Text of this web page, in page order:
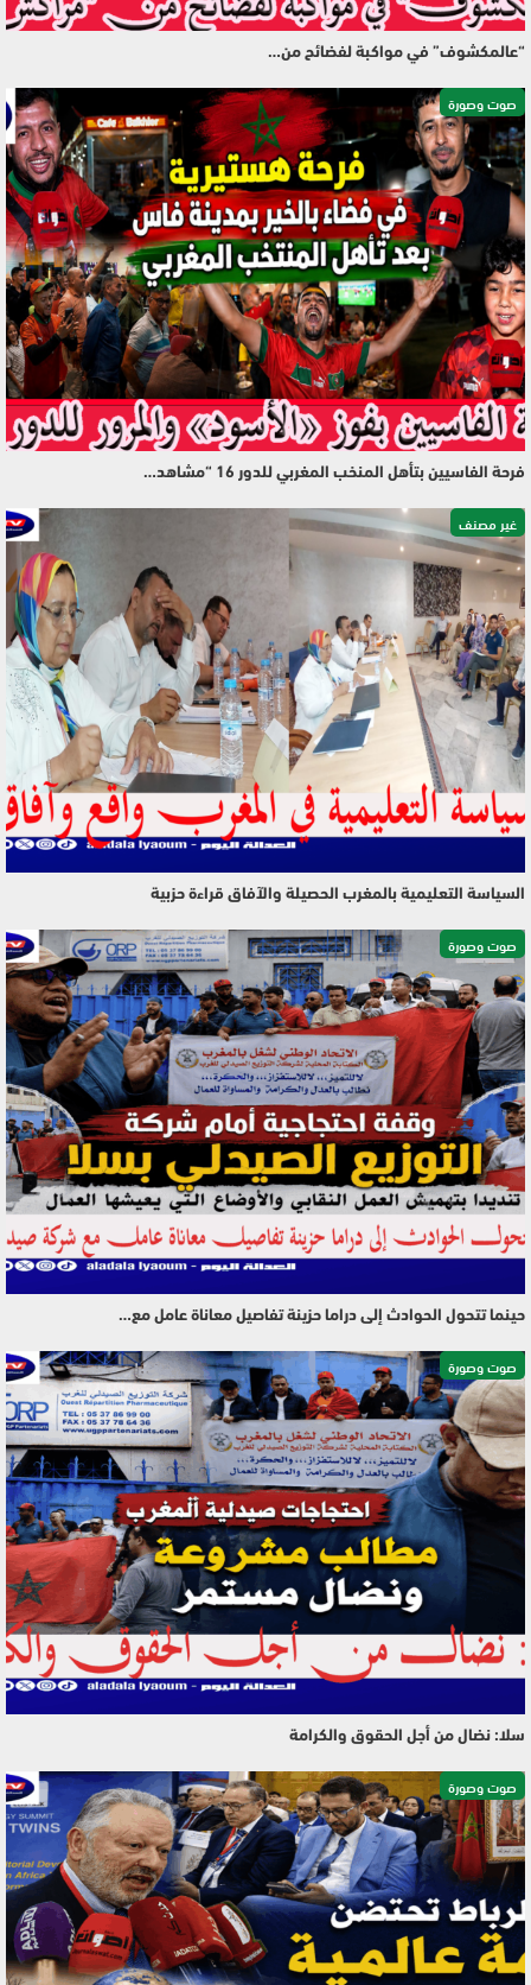
“عالمكشوف” في مواكبة لفضائح من…
صوت وصورة
فرحة الفاسيين بتأهل المنخب المغربي للدور 16 “مشاهد…
غير مصنف
السياسة التعليمية بالمغرب الحصيلة والآفاق قراءة حزبية
صوت وصورة
حينما تتحول الحوادث إلى دراما حزينة تفاصيل معاناة عامل مع…
صوت وصورة
سلا: نضال من أجل الحقوق والكرامة
صوت وصورة